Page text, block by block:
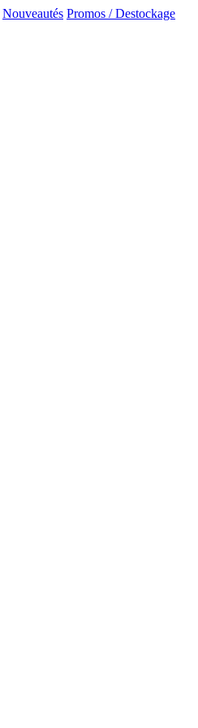
Nouveautés Promos / Destockage